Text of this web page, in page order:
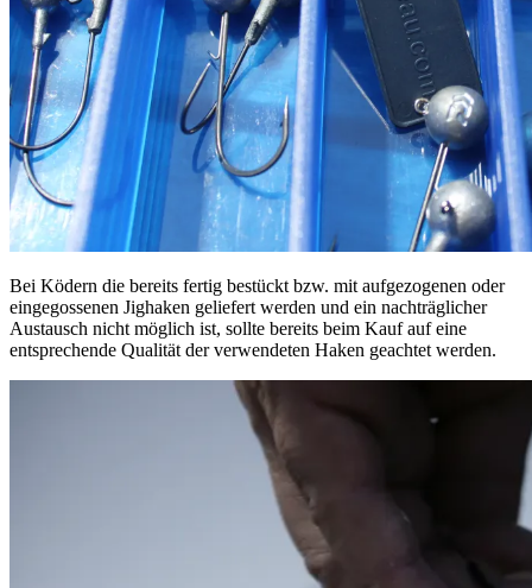
Bei Ködern die bereits fertig bestückt bzw. mit aufgezogenen oder
eingegossenen Jighaken geliefert werden und ein nachträglicher
Austausch nicht möglich ist, sollte bereits beim Kauf auf eine
entsprechende Qualität der verwendeten Haken geachtet werden.